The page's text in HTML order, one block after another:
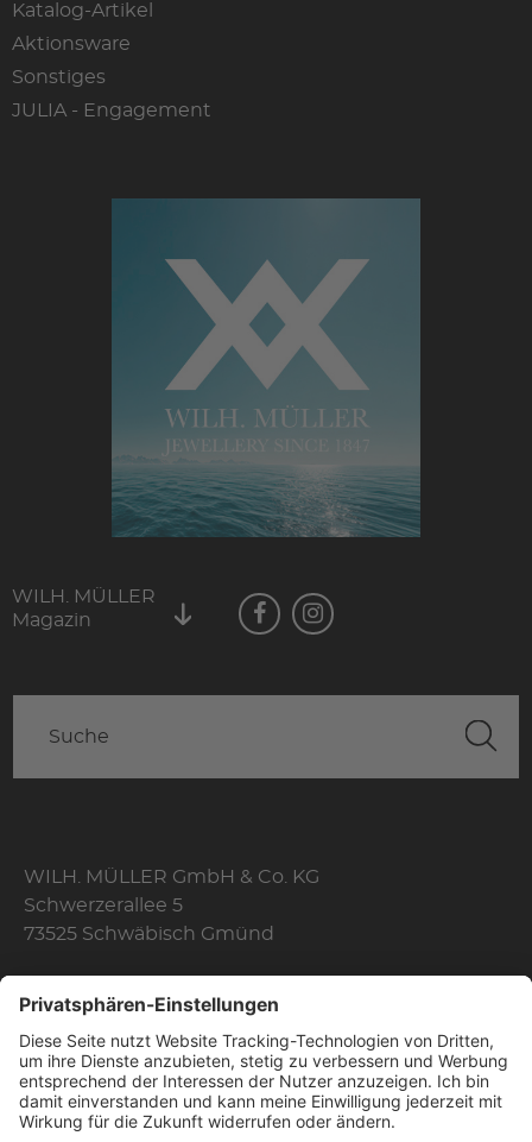
Katalog-Artikel
Aktionsware
Sonstiges
JULIA - Engagement
WILH. MÜLLER
Magazin
WILH. MÜLLER GmbH & Co. KG
Schwerzerallee 5
73525 Schwäbisch Gmünd
Fax: +49 7171 356-174
E-Mail:info@wilhelmmueller.de
Öffnungszeiten
Mo. - Do.
08:10 Uhr - 17:00 Uhr